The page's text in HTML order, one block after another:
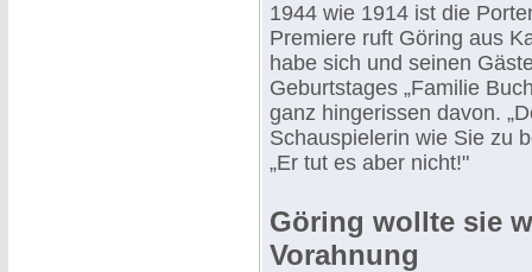
1944 wie 1914 ist die
Premiere ruft Göring aus
habe sich und seinen
Geburtstages „Familie
ganz hingerissen davon.
Schauspielerin wie Sie zu
„Er tut es aber nicht!"
Göring wollte sie
Vorahnung